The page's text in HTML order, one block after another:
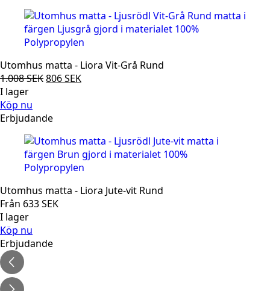
Utomhus matta - Liora Vit-Grå Rund
1.008SEKDet
var:
806SEKDet
I lager
Köp nu
Erbjudande
Utomhus matta - Liora Jute-vit Rund
Från 633SEK
I lager
Köp nu
Erbjudande